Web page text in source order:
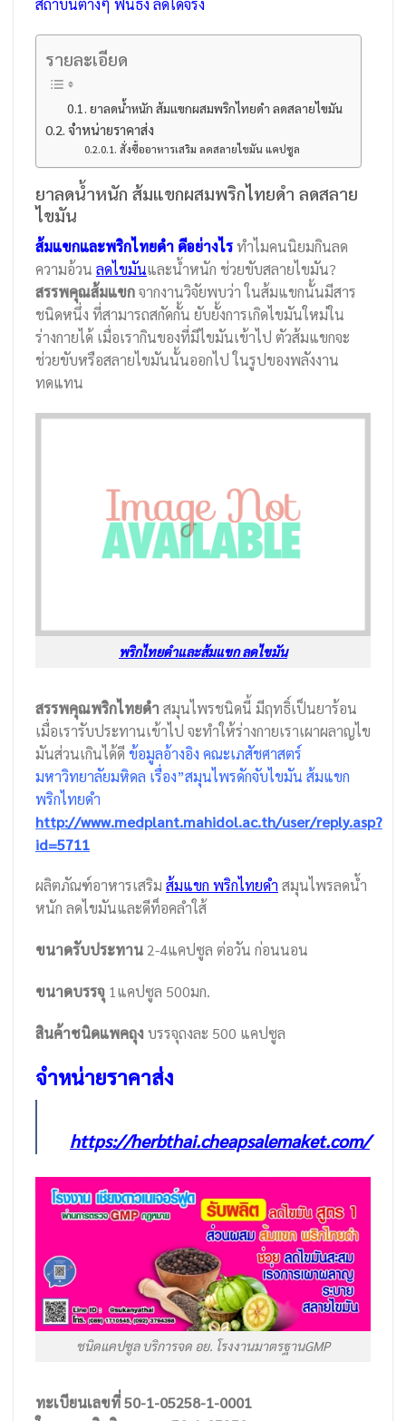
สถาบันต่างๆ ฟันธง ลดได้จริง
รายละเอียด
ยาลดน้ำหนัก ส้มแขกผสมพริกไทยดำ ลดสลายไขมัน
จำหน่ายราคาส่ง
สั่งซื้ออาหารเสริม ลดสลายไขมัน แคปซูล
ยาลดน้ำหนัก ส้มแขกผสมพริกไทยดำ ลดสลาย
ไขมัน
ส้มแขกและพริกไทยดำ ดีอย่างไรทำไมคนนิยมกินลด
ความอ้วน ลดไขมันและน้ำหนัก ช่วยขับสลายไขมัน?
สรรพคุณส้มแขกจากงานวิจัยพบว่า ในส้มแขกนั้นมีสาร
ชนิดหนึ่ง ที่สามารถสกัดกั้น ยับยั้งการเกิดไขมันใหม่ใน
ร่างกายได้ เมื่อเรากินของที่มีไขมันเข้าไป ตัวส้มแขกจะ
ช่วยขับหรือสลายไขมันนั้นออกไป ในรูปของพลังงาน
ทดแทน
พริกไทยดำและส้มแขก ลดไขมัน
สรรพคุณพริกไทยดำสมุนไพรชนิดนี้ มีฤทธิ์เป็นยาร้อน
เมื่อเรารับประทานเข้าไป จะทำให้ร่างกายเราเผาผลาญไข
มันส่วนเกินได้ดี ข้อมูลอ้างอิง คณะเภสัชศาสตร์
มหาวิทยาลัยมหิดล เรื่อง”สมุนไพรดักจับไขมัน ส้มแขก
พริกไทยดำ
http://www.medplant.mahidol.ac.th/user/reply.asp?
id=5711
ผลิตภัณฑ์อาหารเสริม ส้มแขก พริกไทยดำ สมุนไพรลดน้ำ
หนัก ลดไขมันและดีท็อคลำใส้
ขนาดรับประทาน 2-4แคปซูล ต่อวัน ก่อนนอน
ขนาดบรรจุ 1แคปซูล 500มก.
สินค้าชนิดแพคถุงบรรจุถงละ 500 แคปซูล
จำหน่ายราคาส่ง
https://herbthai.cheapsalemaket.com/
ชนิดแคปซูล บริการจด อย. โรงงานมาตรฐานGMP
ทะเบียนเลขที่ 50-1-05258-1-0001